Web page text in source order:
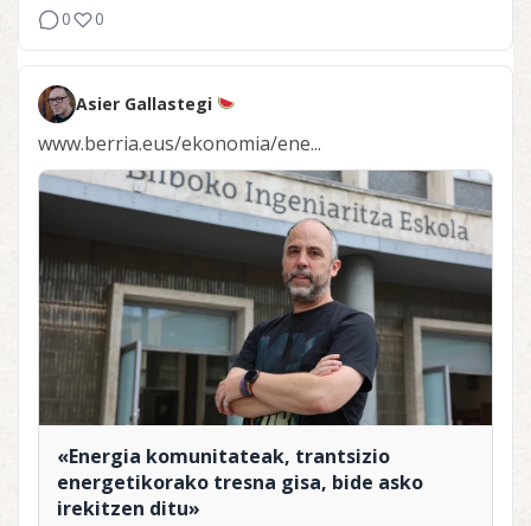
0 0
Asier Gallastegi
www.berria.eus/ekonomia/ene...
«Energia komunitateak, trantsizio
energetikorako tresna gisa, bide asko
irekitzen ditu»